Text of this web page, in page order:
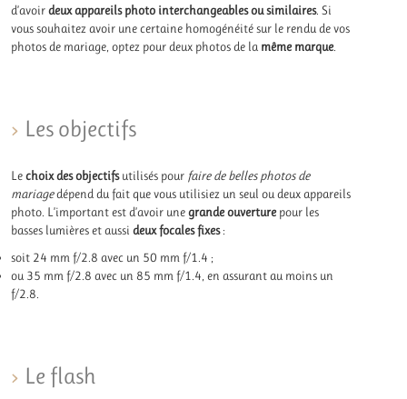
d’avoirdeux appareils photo interchangeables ou similaires. Si
vous souhaitez avoir une certaine homogénéité sur le rendu de vos
photos de mariage, optez pour deux photos de la même marque.
Les objectifs
Lechoix des objectifsutilisés pour faire de belles photos de
mariagedépend du fait que vous utilisiez un seul ou deux appareils
photo. L’important est d’avoir unegrande ouverturepour les
basses lumières et aussideux focales fixes:
soit 24 mm f/2.8 avec un 50 mm f/1.4 ;
ou 35 mm f/2.8 avec un 85 mm f/1.4, en assurant au moins un
f/2.8.
Le flash